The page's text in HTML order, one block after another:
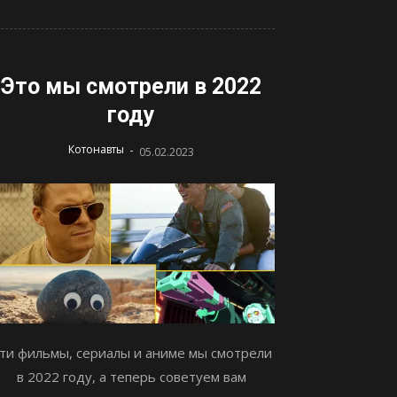
Это мы смотрели в 2022
году
Котонавты - 05.02.2023
фильмы, сериалы и аниме мы смотрели
в 2022 году, а теперь советуем вам